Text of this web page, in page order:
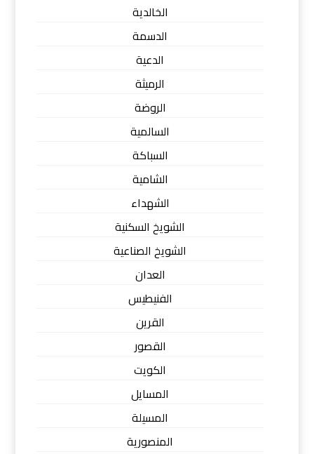
الخالدية
الدسمة
الدعية
الرميثة
الروضة
السالمية
السباكة
الشامية
الشهداء
الشويخ السكنية
الشويخ الصناعية
العدان
الفنيطيس
القرين
القصور
الكويت
المسايل
المسيلة
المنصورية